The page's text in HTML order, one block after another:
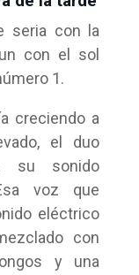
seria con la
con el sol
1.
creciendo a
el duo
su sonido
voz que
eléctrico
con
y una